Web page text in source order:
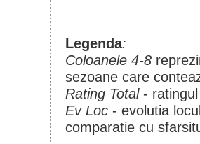
Legenda:
Coloanele 4-8
sezoane care
Rating Total- ratingul
Ev Loc - evolutia
comparatie cu